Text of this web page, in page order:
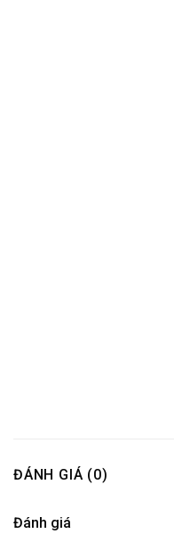
ĐÁNH GIÁ (0)
Đánh giá